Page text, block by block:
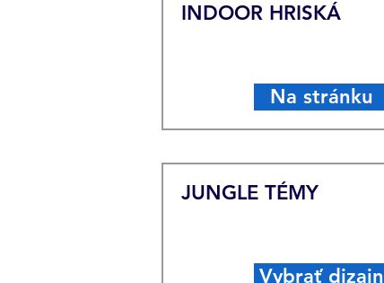
INDOOR HRISKÁ
Na stránku
JUNGLE TÉMY
Vybrať dizajn